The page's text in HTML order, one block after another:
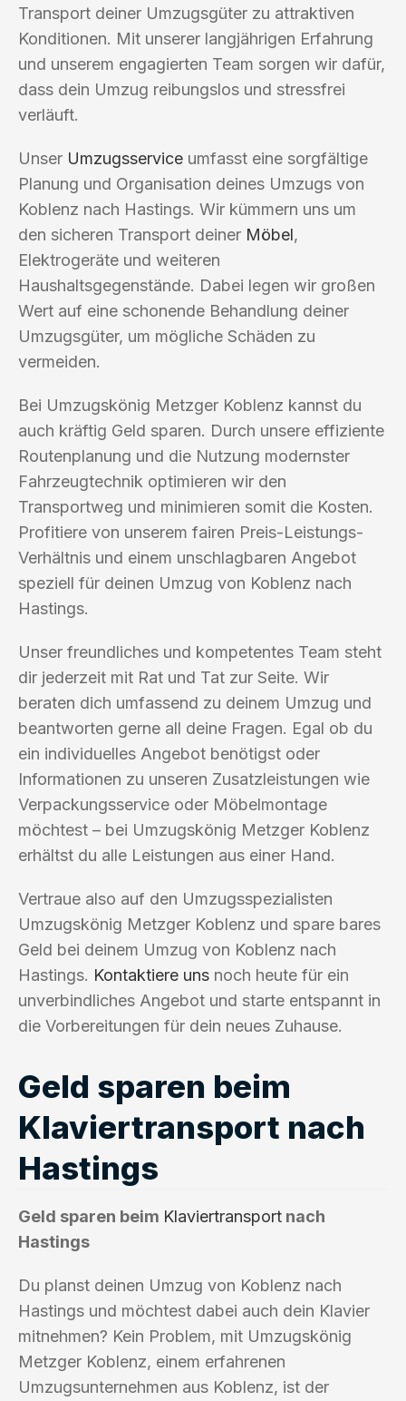
Transport deiner Umzugsgüter zu attraktiven
Konditionen. Mit unserer langjährigen Erfahrung
und unserem engagierten Team sorgen wir dafür,
dass dein Umzug reibungslos und stressfrei
verläuft.
Unser Umzugsservice umfasst eine sorgfältige
Planung und Organisation deines Umzugs von
Koblenz nach Hastings. Wir kümmern uns um
den sicheren Transport deiner Möbel,
Elektrogeräte und weiteren
Haushaltsgegenstände. Dabei legen wir großen
Wert auf eine schonende Behandlung deiner
Umzugsgüter, um mögliche Schäden zu
vermeiden.
Bei Umzugskönig Metzger Koblenz kannst du
auch kräftig Geld sparen. Durch unsere effiziente
Routenplanung und die Nutzung modernster
Fahrzeugtechnik optimieren wir den
Transportweg und minimieren somit die Kosten.
Profitiere von unserem fairen Preis-Leistungs-
Verhältnis und einem unschlagbaren Angebot
speziell für deinen Umzug von Koblenz nach
Hastings.
Unser freundliches und kompetentes Team steht
dir jederzeit mit Rat und Tat zur Seite. Wir
beraten dich umfassend zu deinem Umzug und
beantworten gerne all deine Fragen. Egal ob du
ein individuelles Angebot benötigst oder
Informationen zu unseren Zusatzleistungen wie
Verpackungsservice oder Möbelmontage
möchtest – bei Umzugskönig Metzger Koblenz
erhältst du alle Leistungen aus einer Hand.
Vertraue also auf den Umzugsspezialisten
Umzugskönig Metzger Koblenz und spare bares
Geld bei deinem Umzug von Koblenz nach
Hastings. Kontaktiere uns noch heute für ein
unverbindliches Angebot und starte entspannt in
die Vorbereitungen für dein neues Zuhause.
Geld sparen beim
Klaviertransport nach
Hastings
Geld sparen beim Klaviertransport nach
Hastings
Du planst deinen Umzug von Koblenz nach
Hastings und möchtest dabei auch dein Klavier
mitnehmen? Kein Problem, mit Umzugskönig
Metzger Koblenz, einem erfahrenen
Umzugsunternehmen aus Koblenz, ist der